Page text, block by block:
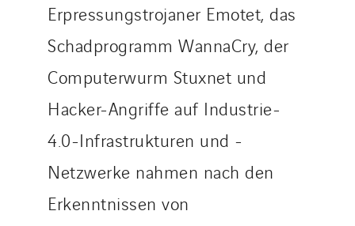
Erpressungstrojaner Emotet, das
Schadprogramm WannaCry, der
Computerwurm Stuxnet und
Hacker-Angriffe auf Industrie-
4.0-Infrastrukturen und -
Netzwerke nahmen nach den
Erkenntnissen von